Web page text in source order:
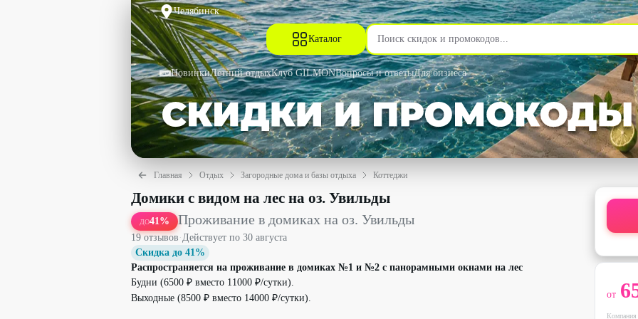
Челябинск
Каталог
НовинкиЛетний отдыхКлуб GILMONВопросы и ответыДля бизнеса
Главная Отдых Загородные дома и базы отдыха Коттеджи
Проживание в домиках на оз. Увильды со скидкой до 41% - Домики с видом на лес на оз. Увильды в
Домики с видом на лес на оз. Увильды
ДО41% Проживание в домиках на оз. Увильды
19отзывов ·Действует по 30 августа
Скидка до 41%
Распространяется на проживание в домиках №1 и №2 с панорамными окнами на лес
Будни (6500 ₽ вместо 11000 ₽/сутки).
Выходные (8500 ₽ вместо 14000 ₽/сутки).
от
Компания